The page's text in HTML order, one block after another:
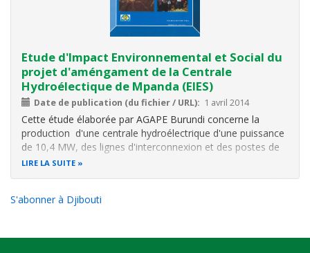
Etude d'Impact Environnemental et Social du
projet d'améngament de la Centrale
Hydroélectique de Mpanda (EIES)
Date de publication (du fichier / URL) 1 avril 2014
Cette étude élaborée par AGAPE Burundi concerne la
production d'une centrale hydroélectrique d'une puissance
de 10,4 MW, des lignes d'interconnexion et des postes de
raccordement.
L’objectif global de l’aménagement du Centrale
Hydroélectrique (CHE) Mpanda est d’améliorer la durabilité
LIRE LA SUITE
S'abonner à Djibouti